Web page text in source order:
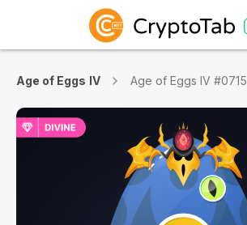
Age of Eggs IV Age of Eggs IV #0715